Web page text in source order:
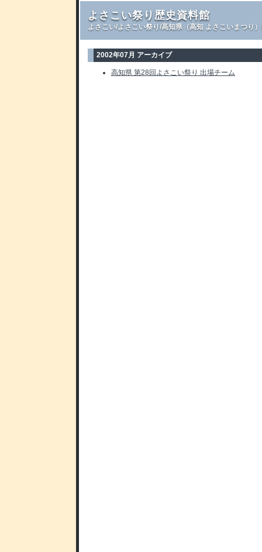
よさこい祭り歴史資料館
よさこい/よさこい祭り/高知県（高知 よさこいまつり
2002年07月 アーカイブ
高知県 第28回よさこい祭り 出場チーム